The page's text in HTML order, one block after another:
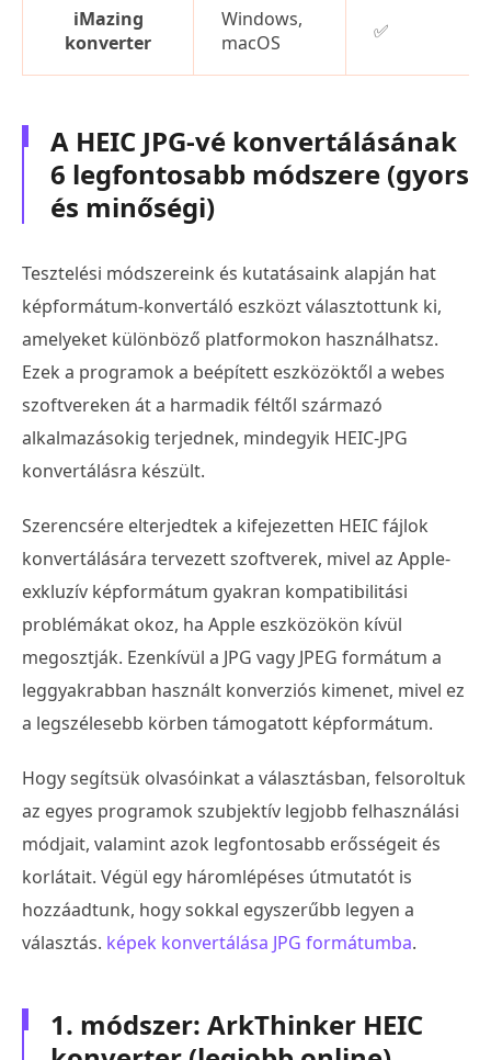
iMazing
konverter
Windows,
macOS
✅
A HEIC JPG-vé konvertálásának
6 legfontosabb módszere (gyors
és minőségi)
Tesztelési módszereink és kutatásaink alapján hat
képformátum-konvertáló eszközt választottunk ki,
amelyeket különböző platformokon használhatsz.
Ezek a programok a beépített eszközöktől a webes
szoftvereken át a harmadik féltől származó
alkalmazásokig terjednek, mindegyik HEIC-JPG
konvertálásra készült.
Szerencsére elterjedtek a kifejezetten HEIC fájlok
konvertálására tervezett szoftverek, mivel az Apple-
exkluzív képformátum gyakran kompatibilitási
problémákat okoz, ha Apple eszközökön kívül
megosztják. Ezenkívül a JPG vagy JPEG formátum a
leggyakrabban használt konverziós kimenet, mivel ez
a legszélesebb körben támogatott képformátum.
Hogy segítsük olvasóinkat a választásban, felsoroltuk
az egyes programok szubjektív legjobb felhasználási
módjait, valamint azok legfontosabb erősségeit és
korlátait. Végül egy háromlépéses útmutatót is
hozzáadtunk, hogy sokkal egyszerűbb legyen a
választás. képek konvertálása JPG formátumba.
1. módszer: ArkThinker HEIC